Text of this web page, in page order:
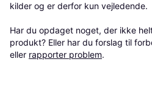
kilder og er derfor kun vejledende.
Har du opdaget noget, der ikke
produkt? Eller har du forslag til
eller rapporter problem.